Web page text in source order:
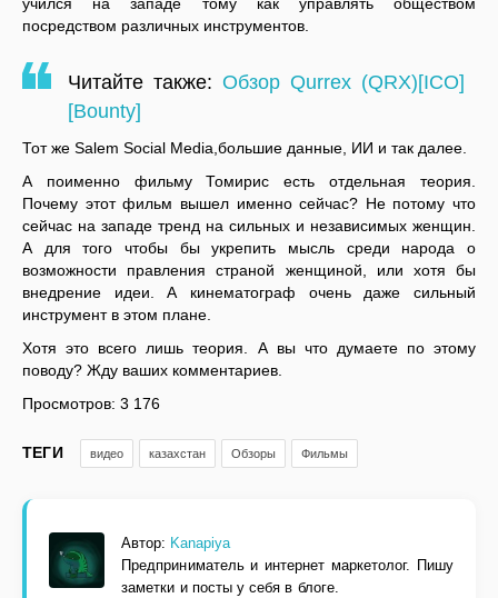
посредством различных инструментов.
Читайте также: Обзор Qurrex (QRX)[ICO]
[Bounty]
Тот же Salem Social Media,большие данные, ИИ и так далее.
А поименно фильму Томирис есть отдельная теория.
Почему этот фильм вышел именно сейчас? Не потому что
сейчас на западе тренд на сильных и независимых женщин.
А для того чтобы бы укрепить мысль среди народа о
возможности правления страной женщиной, или хотя бы
внедрение идеи. А кинематограф очень даже сильный
инструмент в этом плане.
Хотя это всего лишь теория. А вы что думаете по этому
поводу? Жду ваших комментариев.
Просмотров: 3 176
ТЕГИ видео казахстан Обзоры Фильмы
Автор: Kanapiya
Предприниматель и интернет маркетолог. Пишу
заметки и посты у себя в блоге.